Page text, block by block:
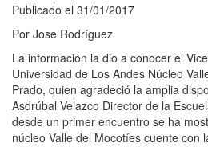
Publicado el 31/01/2017
Por Jose Rodríguez
La información la dio a conocer el
Universidad de Los Andes Núcleo
Prado, quien agradeció la amplia
Asdrúbal Velazco Director de la
desde un primer encuentro se ha
núcleo Valle del Mocotíes cuente con